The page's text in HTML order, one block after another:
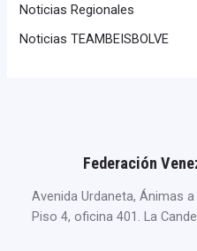
Noticias Regionales
Noticias TEAMBEISBOLVE
Federación
Avenida Urdaneta, Ánimas
Piso 4, oficina 401. La